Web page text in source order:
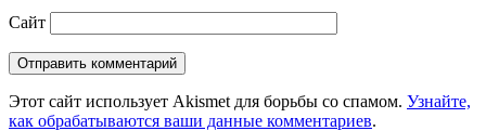
Сайт
Этот сайт использует Akismet для борьбы со спамом. Узнайте,
как обрабатываются ваши данные комментариев.